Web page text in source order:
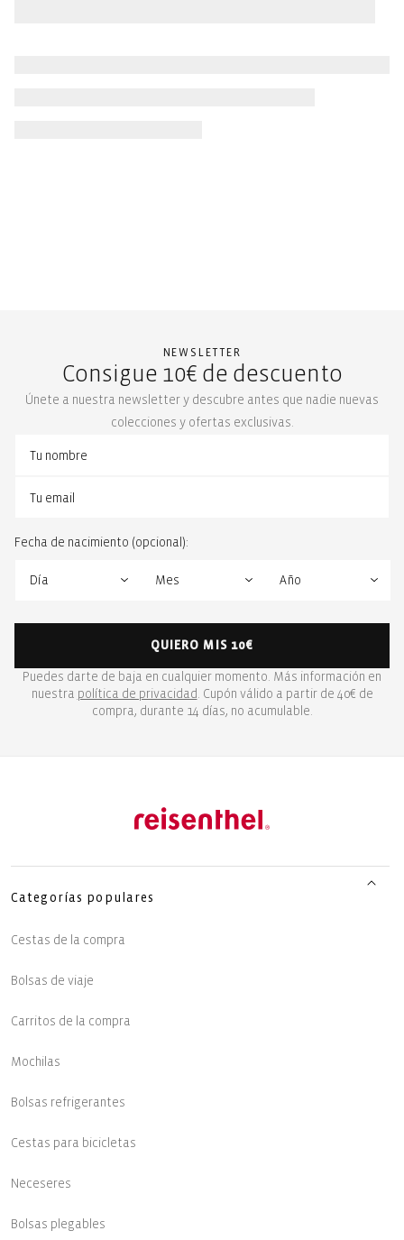
NEWSLETTER
Consigue 10€ de descuento
Únete a nuestra newsletter y descubre antes que nadie nuevas
colecciones y ofertas exclusivas.
Fecha de nacimiento (opcional):
QUIERO MIS 10€
Puedes darte de baja en cualquier momento. Más información en
nuestra política de privacidad . Cupón válido a partir de 40€ de
compra, durante 14 días, no acumulable.
Categorías populares
Cestas de la compra
Bolsas de viaje
Carritos de la compra
Mochilas
Bolsas refrigerantes
Cestas para bicicletas
Neceseres
Bolsas plegables